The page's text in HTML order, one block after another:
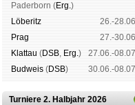
Pader­born (Erg.)
Lö­be­ritz
26.-
Prag
27.-
Klat­tau (DSB, Erg.)
27.06.-
Bud­weis (DSB) 30.06.-
Turniere 2. Halbjahr 2026